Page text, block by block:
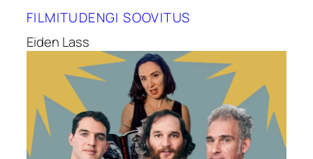
FILMITUDENGI SOOVITUS
Eiden Lass